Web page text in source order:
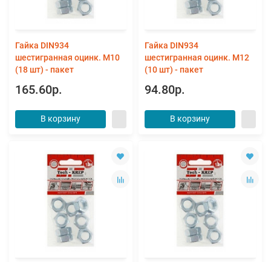
Гайка DIN934
шестигранная оцинк. М10
(18 шт) - пакет
165.60р.
В корзину
Гайка DIN934
шестигранная оцинк. М12
(10 шт) - пакет
94.80р.
В корзину